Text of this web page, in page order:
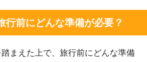
行前にどんな準備が必要？
まえた上で、旅行前にどんな準備